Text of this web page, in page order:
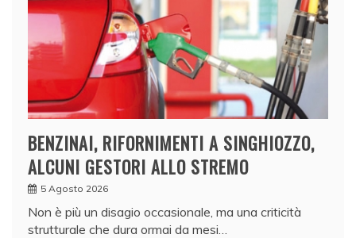
BENZINAI, RIFORNIMENTI A SINGHIOZZO,
ALCUNI GESTORI ALLO STREMO
5 Agosto 2026
Non è più un disagio occasionale, ma una criticità
strutturale che dura ormai da mesi…